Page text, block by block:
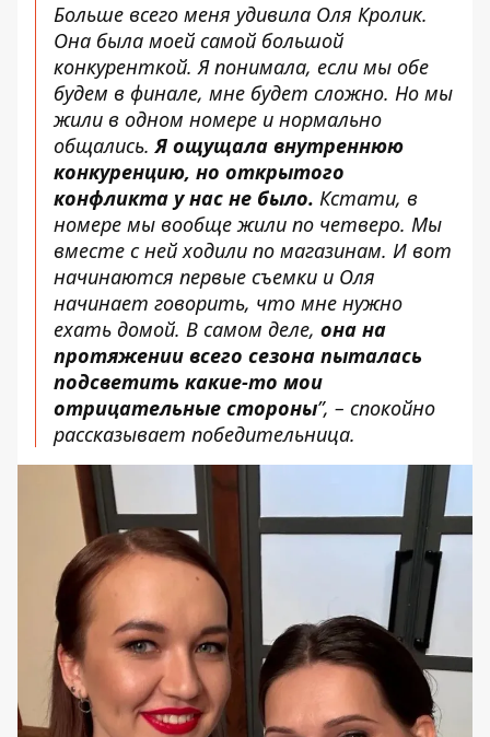
Больше всего меня удивила Оля Кролик.
Она была моей самой большой
конкуренткой. Я понимала, если мы обе
будем в финале, мне будет сложно. Но мы
жили в одном номере и нормально
общались. Я ощущала внутреннюю
конкуренцию, но открытого
конфликта у нас не было. Кстати, в
номере мы вообще жили по четверо. Мы
вместе с ней ходили по магазинам. И вот
начинаются первые съемки и Оля
начинает говорить, что мне нужно
ехать домой. В самом деле, она на
протяжении всего сезона пыталась
подсветить какие-то мои
отрицательные стороны”, – спокойно
рассказывает победительница.